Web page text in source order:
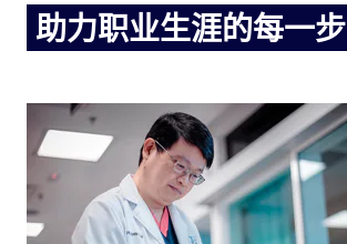
助力职业生涯的每一步